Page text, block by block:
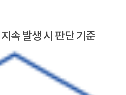
속 발생 시 판단 기준